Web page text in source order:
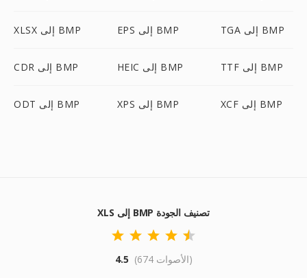
XLSX إلى BMP EPS إلى BMP TGA إلى BMP
CDR إلى BMP HEIC إلى BMP TTF إلى BMP
ODT إلى BMP XPS إلى BMP XCF إلى BMP
XLS إلى BMP تصنيف الجودة
4.5 (674 الأصوات)